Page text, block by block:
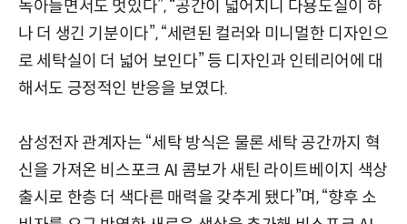
녹아들면서도 멋있다”, “공간이 넓어지니 다용도실이 하
나 더 생긴 기분이다”, “세련된 컬러와 미니멀한 디자인으
로 세탁실이 더 넓어 보인다” 등 디자인과 인테리어에 대
해서도 긍정적인 반응을 보였다.
삼성전자 관계자는 “세탁 방식은 물론 세탁 공간까지 혁
신을 가져온 비스포크 AI 콤보가 새틴 라이트베이지 색상
출시로 한층 더 색다른 매력을 갖추게 됐다”며, “향후 소